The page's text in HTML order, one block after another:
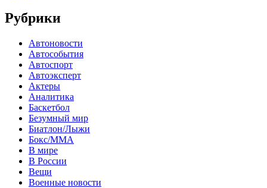
Рубрики
Автоновости
Автособытия
Автоспорт
Автоэксперт
Актеры
Аналитика
Баскетбол
Безумный мир
Биатлон/Лыжи
Бокс/MMA
В мире
В России
Вещи
Военные новости